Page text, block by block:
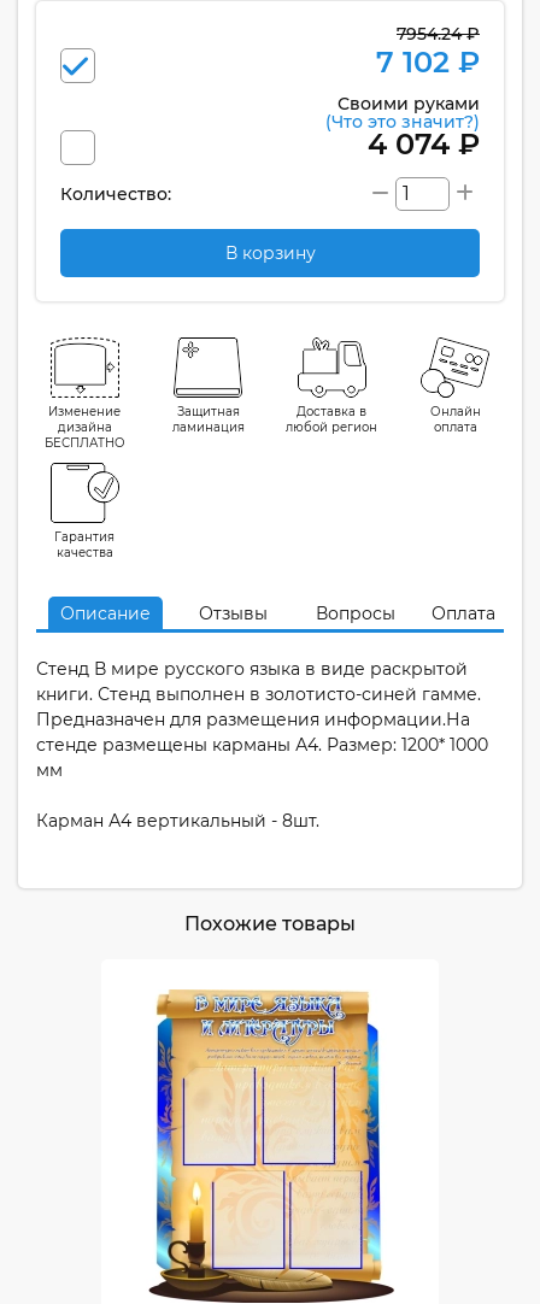
7954.24 ₽
7 102 ₽
Своими руками
(Что это значит?)
4 074 ₽
Количество:
В корзину
Изменение
дизайна
БЕСПЛАТНО
Защитная
ламинация
Доставка в
любой регион
Онлайн
оплата
Гарантия
качества
Описание Отзывы Вопросы Оплата
Стенд В мире русского языка в виде раскрытой
книги. Стенд выполнен в золотисто-синей гамме.
Предназначен для размещения информации.На
стенде размещены карманы А4. Размер: 1200* 1000
мм
Карман А4 вертикальный - 8шт.
Похожие товары